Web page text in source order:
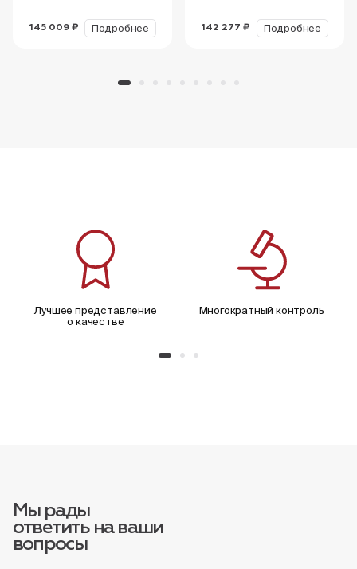
145 009 ₽ Подробнее 142 277 ₽ Подробнее
Лучшее представление
о качестве
Многократный контроль
Мы рады
ответить на ваши
вопросы